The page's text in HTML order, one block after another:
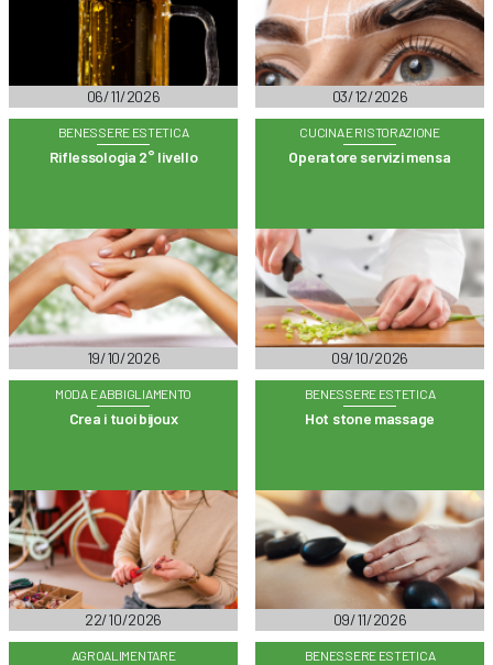
06/11/2026 03/12/2026
BENESSERE ESTETICA
Riflessologia 2° livello
19/10/2026
CUCINA E RISTORAZIONE
Operatore servizi mensa
09/10/2026
MODA E ABBIGLIAMENTO
Crea i tuoi bijoux
22/10/2026
BENESSERE ESTETICA
Hot stone massage
09/11/2026
AGROALIMENTARE BENESSERE ESTETICA